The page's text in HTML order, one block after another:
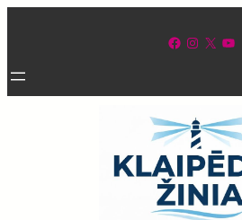
Facebook Instagram X YouTube